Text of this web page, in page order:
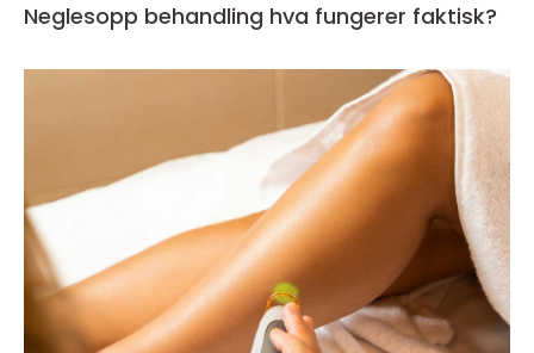
Neglesopp behandling hva fungerer faktisk?